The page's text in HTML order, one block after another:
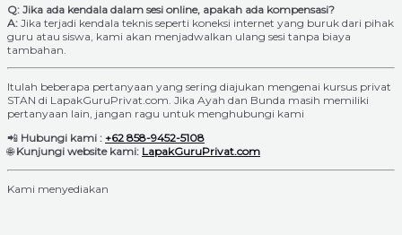
Q: Jika ada kendala dalam sesi online, apakah ada kompensasi?
A: Jika terjadi kendala teknis seperti koneksi internet yang buruk dari pihak
guru atau siswa, kami akan menjadwalkan ulang sesi tanpa biaya
tambahan.
Itulah beberapa pertanyaan yang sering diajukan mengenai kursus privat
STAN di LapakGuruPrivat.com. Jika Ayah dan Bunda masih memiliki
pertanyaan lain, jangan ragu untuk menghubungi kami
📲 Hubungi kami : +62 858-9452-5108
🌐Kunjungi website kami: LapakGuruPrivat.com
Kami menyediakan